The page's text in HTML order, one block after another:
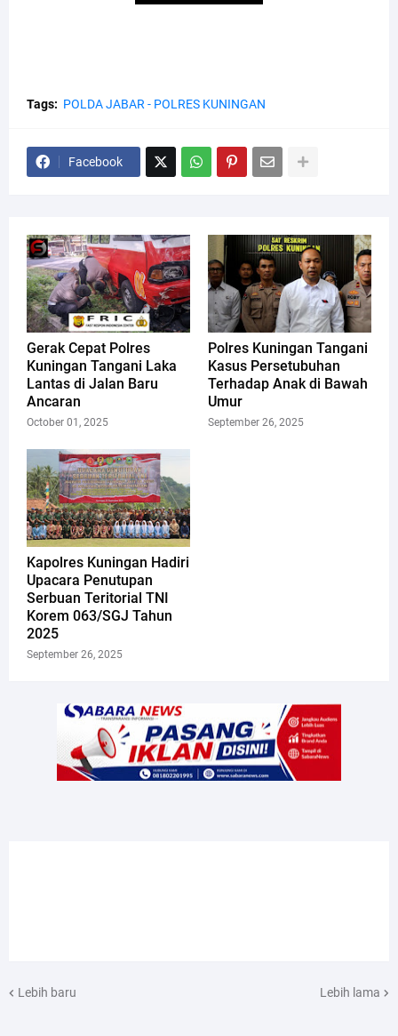
Tags: POLDA JABAR - POLRES KUNINGAN
Facebook
Gerak Cepat Polres
Kuningan Tangani Laka
Lantas di Jalan Baru
Ancaran
October 01, 2025
Polres Kuningan Tangani
Kasus Persetubuhan
Terhadap Anak di Bawah
Umur
September 26, 2025
Kapolres Kuningan Hadiri
Upacara Penutupan
Serbuan Teritorial TNI
Korem 063/SGJ Tahun
2025
September 26, 2025
Lebih baru Lebih lama